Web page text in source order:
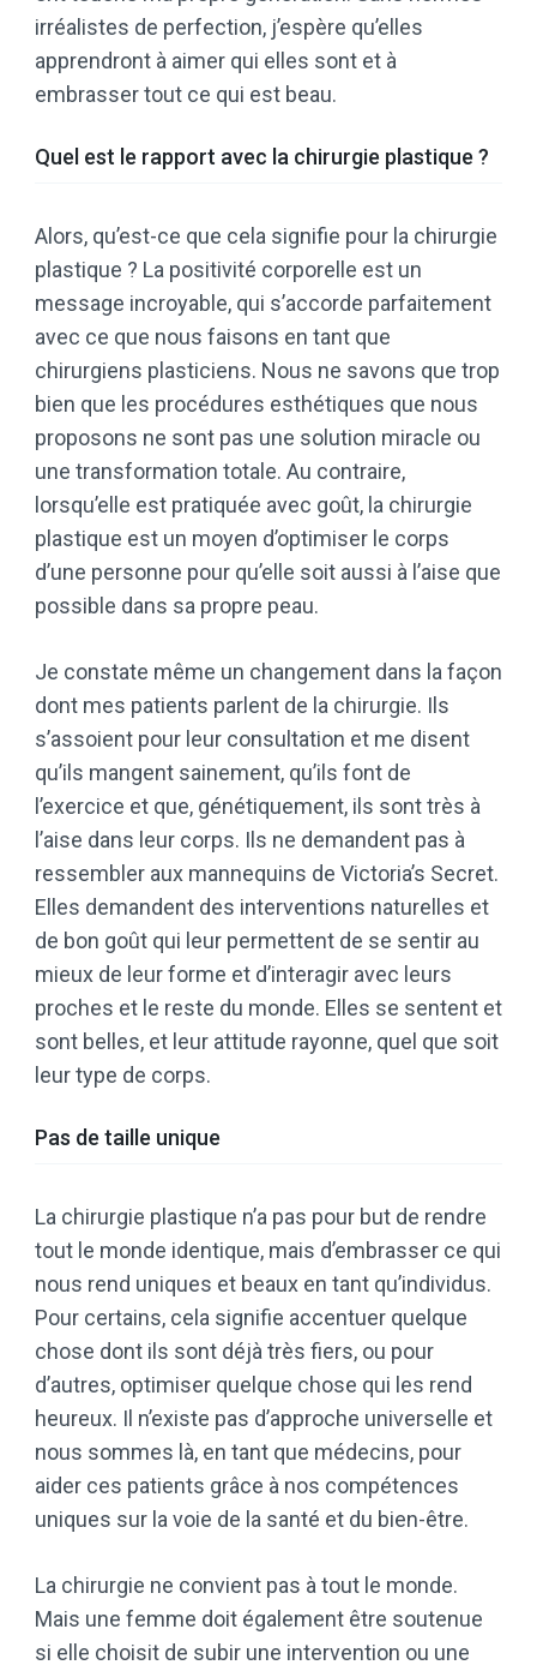
irréalistes de perfection, j’espère qu’elles
apprendront à aimer qui elles sont et à
embrasser tout ce qui est beau.
Quel est le rapport avec la chirurgie plastique ?
Alors, qu’est-ce que cela signifie pour la chirurgie
plastique ? La positivité corporelle est un
message incroyable, qui s’accorde parfaitement
avec ce que nous faisons en tant que
chirurgiens plasticiens. Nous ne savons que trop
bien que les procédures esthétiques que nous
proposons ne sont pas une solution miracle ou
une transformation totale. Au contraire,
lorsqu’elle est pratiquée avec goût, la chirurgie
plastique est un moyen d’optimiser le corps
d’une personne pour qu’elle soit aussi à l’aise que
possible dans sa propre peau.
Je constate même un changement dans la façon
dont mes patients parlent de la chirurgie. Ils
s’assoient pour leur consultation et me disent
qu’ils mangent sainement, qu’ils font de
l’exercice et que, génétiquement, ils sont très à
l’aise dans leur corps. Ils ne demandent pas à
ressembler aux mannequins de Victoria’s Secret.
Elles demandent des interventions naturelles et
de bon goût qui leur permettent de se sentir au
mieux de leur forme et d’interagir avec leurs
proches et le reste du monde. Elles se sentent et
sont belles, et leur attitude rayonne, quel que soit
leur type de corps.
Pas de taille unique
La chirurgie plastique n’a pas pour but de rendre
tout le monde identique, mais d’embrasser ce qui
nous rend uniques et beaux en tant qu’individus.
Pour certains, cela signifie accentuer quelque
chose dont ils sont déjà très fiers, ou pour
d’autres, optimiser quelque chose qui les rend
heureux. Il n’existe pas d’approche universelle et
nous sommes là, en tant que médecins, pour
aider ces patients grâce à nos compétences
uniques sur la voie de la santé et du bien-être.
La chirurgie ne convient pas à tout le monde.
Mais une femme doit également être soutenue
si elle choisit de subir une intervention ou une